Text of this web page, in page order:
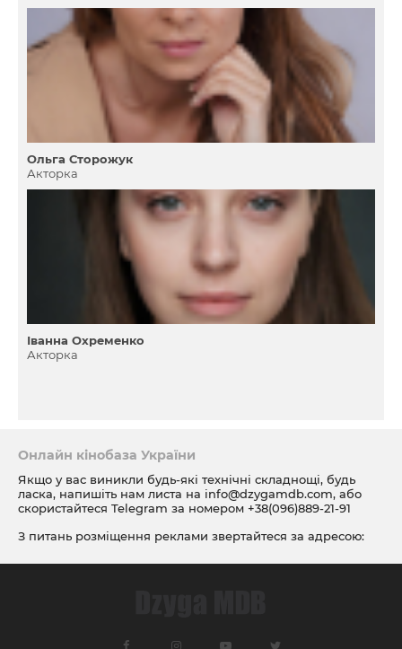
Ольга Сторожук
Акторка
Іванна Охременко
Акторка
Онлайн кінобаза України
Якщо у вас виникли будь-які технічні складнощі, будь
ласка, напишіть нам листа на info@dzygamdb.com, або
скористайтеся Telegram за номером +38(096)889-21-91
З питань розміщення реклами звертайтеся за адресою:
посиланням